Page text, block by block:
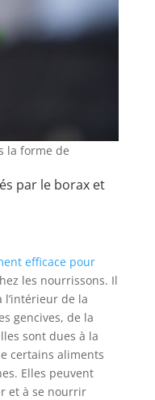
la forme de
par le borax et
efficace pour
les nourrissons. Il
l’intérieur de la
gencives, de la
sont dues à la
certains aliments
Elles peuvent
et à se nourrir